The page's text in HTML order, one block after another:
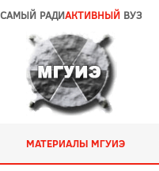
САМЫЙ РАДИАКТИВНЫЙ ВУЗ
МАТЕРИАЛЫ МГУИЭ